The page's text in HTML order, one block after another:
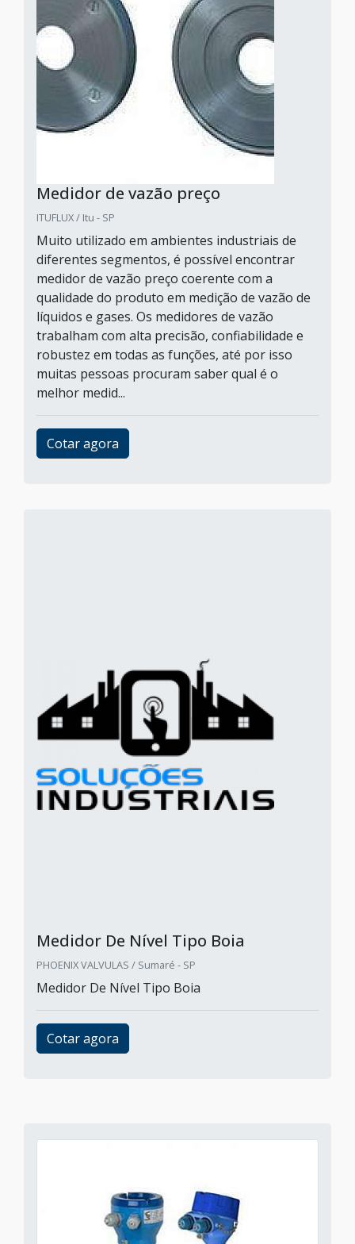
Medidor de vazão preço
ITUFLUX / Itu - SP
Muito utilizado em ambientes industriais de
diferentes segmentos, é possível encontrar
medidor de vazão preço coerente com a
qualidade do produto em medição de vazão de
líquidos e gases. Os medidores de vazão
trabalham com alta precisão, confiabilidade e
robustez em todas as funções, até por isso
muitas pessoas procuram saber qual é o
melhor medid...
Cotar agora
Medidor De Nível Tipo Boia
PHOENIX VALVULAS / Sumaré - SP
Medidor De Nível Tipo Boia
Cotar agora